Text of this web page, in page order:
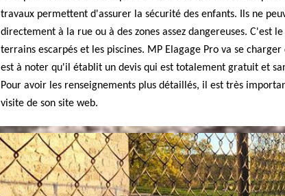
travaux permettent d'assurer la sécurité des enfants. Ils ne
directement à la rue ou à des zones assez dangereuses. C'est
terrains escarpés et les piscines. MP Elagage Pro va se charger
est à noter qu'il établit un devis qui est totalement gratuit et
Pour avoir les renseignements plus détaillés, il est très
visite de son site web.